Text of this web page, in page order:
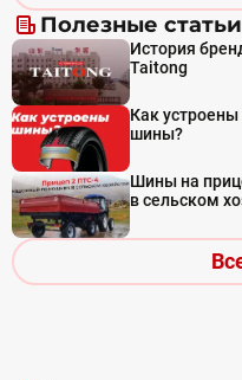
Полезные статьи
История
Taitong
Как устроены
шины?
Шины на
в сельском